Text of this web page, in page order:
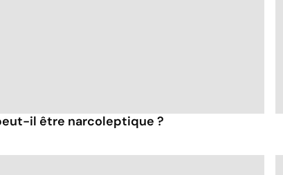
il être narcoleptique ?